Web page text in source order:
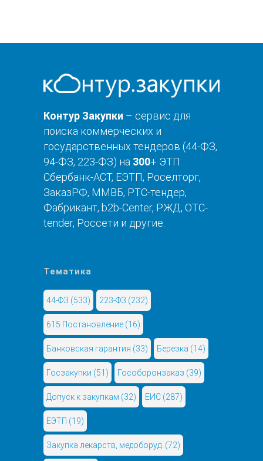
Контур Закупки – сервис для
поиска коммерческих и
государственных тендеров (44-ФЗ,
94-ФЗ, 223-ФЗ) на 300+ ЭТП:
Сбербанк-АСТ, ЕЭТП, Роселторг,
ЗаказРФ, ММВБ, РТС-тендер,
Фабрикант, b2b-Center, РЖД, OTC-
tender, Россети и другие.
Тематика
44-ФЗ (533) 223-ФЗ (232)
615 Постановление (16)
Банковская гарантия (33) Березка (14)
Госзакупки (51) Гособоронзаказ (39)
Допуск к закупкам (32) ЕИС (287)
ЕЭТП (19)
Закупка лекарств, медоборуд. (72)